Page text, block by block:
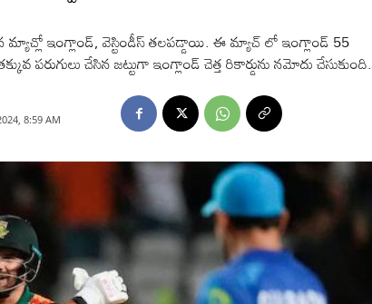
ఇంగ్లాండ్, వెస్టిండీస్ తలపడ్డాయి. ఈ మ్యాచ్ లో ఇంగ్లాండ్ 55
పరుగులు చేసిన జట్టుగా ఇంగ్లాండ్ చెత్త రికార్డును నమోదు చేసుకుంది.
8:59 AM